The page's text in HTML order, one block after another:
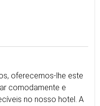
oferecemos-lhe este
comodamente e
no nosso hotel. A